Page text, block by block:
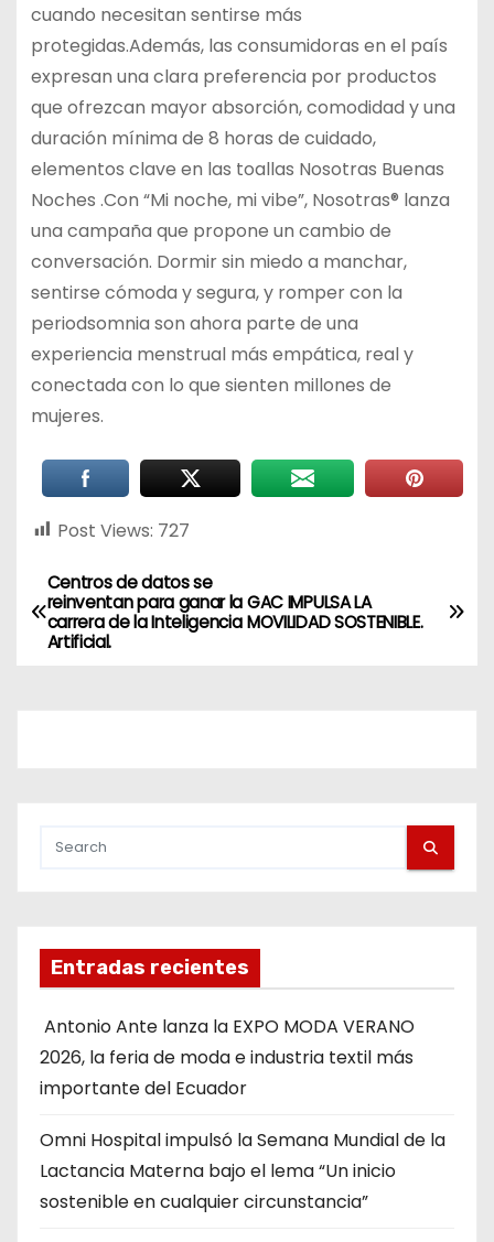
cuando necesitan sentirse más
protegidas.Además, las consumidoras en el país
expresan una clara preferencia por productos
que ofrezcan mayor absorción, comodidad y una
duración mínima de 8 horas de cuidado,
elementos clave en las toallas Nosotras Buenas
Noches .Con “Mi noche, mi vibe”, Nosotras® lanza
una campaña que propone un cambio de
conversación. Dormir sin miedo a manchar,
sentirse cómoda y segura, y romper con la
periodsomnia son ahora parte de una
experiencia menstrual más empática, real y
conectada con lo que sienten millones de
mujeres.
Post Views: 727
GAC IMPULSA LA
MOVILIDAD SOSTENIBLE.
Centros de datos se
reinventan para ganar la
carrera de la Inteligencia
Artificial.
Entradas recientes
Antonio Ante lanza la EXPO MODA VERANO
2026, la feria de moda e industria textil más
importante del Ecuador
Omni Hospital impulsó la Semana Mundial de la
Lactancia Materna bajo el lema “Un inicio
sostenible en cualquier circunstancia”